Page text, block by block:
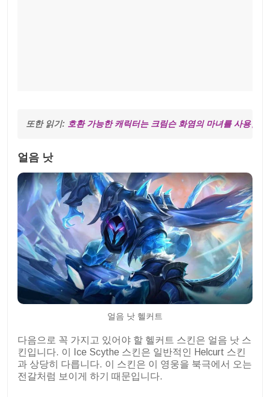
또한 읽기: 호환 가능한 캐릭터는 크림슨 화염의 마녀를 사용합니
얼음 낫
얼음 낫 헬커트
다음으로 꼭 가지고 있어야 할 헬커트 스킨은 얼음 낫 스
킨입니다. 이 Ice Scythe 스킨은 일반적인 Helcurt 스킨
과 상당히 다릅니다. 이 스킨은 이 영웅을 북극에서 오는
전갈처럼 보이게 하기 때문입니다.